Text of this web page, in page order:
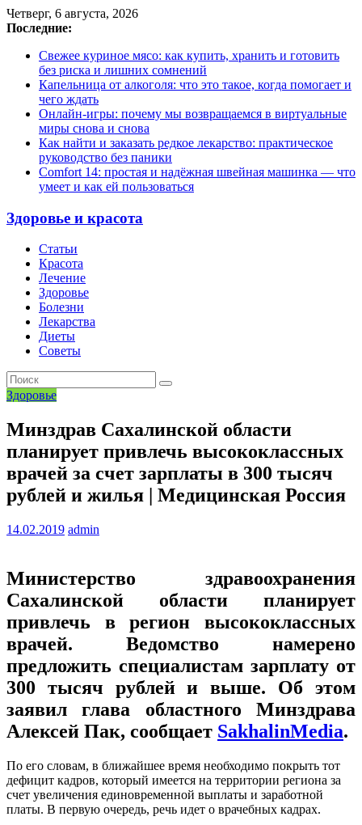
Четверг, 6 августа, 2026
Последние:
Свежее куриное мясо: как купить, хранить и готовить
без риска и лишних сомнений
Капельница от алкоголя: что это такое, когда помогает и
чего ждать
Онлайн-игры: почему мы возвращаемся в виртуальные
миры снова и снова
Как найти и заказать редкое лекарство: практическое
руководство без паники
Comfort 14: простая и надёжная швейная машинка — что
умеет и как ей пользоваться
Здоровье и красота
Статьи
Красота
Лечение
Здоровье
Болезни
Лекарства
Диеты
Советы
Здоровье
Минздрав Сахалинской области
планирует привлечь высококлассных
врачей за счет зарплаты в 300 тысяч
рублей и жилья | Медицинская Россия
14.02.2019 admin
Министерство здравоохранения
Сахалинской области планирует
привлечь в регион высококлассных
врачей. Ведомство намерено
предложить специалистам зарплату от
300 тысяч рублей и выше. Об этом
заявил глава областного Минздрава
Алексей Пак, сообщает SakhalinMedia.
По его словам, в ближайшее время необходимо покрыть тот
дефицит кадров, который имеется на территории региона за
счет увеличения единовременной выплаты и заработной
платы. В первую очередь, речь идет о врачебных кадрах.